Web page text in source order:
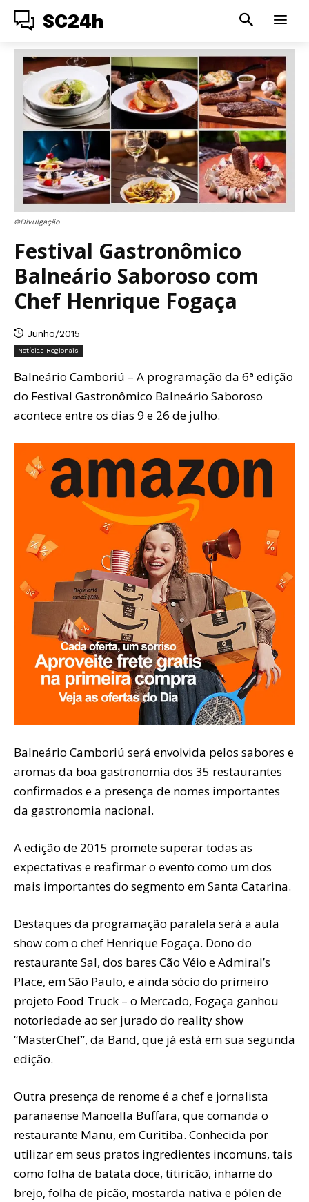
SC24h
©Divulgação
Festival Gastronômico
Balneário Saboroso com
Chef Henrique Fogaça
Junho/2015
Notícias Regionais
Balneário Camboriú – A programação da 6ª edição
do Festival Gastronômico Balneário Saboroso
acontece entre os dias 9 e 26 de julho.
Balneário Camboriú será envolvida pelos sabores e
aromas da boa gastronomia dos 35 restaurantes
confirmados e a presença de nomes importantes
da gastronomia nacional.
A edição de 2015 promete superar todas as
expectativas e reafirmar o evento como um dos
mais importantes do segmento em Santa Catarina.
Destaques da programação paralela será a aula
show com o chef Henrique Fogaça. Dono do
restaurante Sal, dos bares Cão Véio e Admiral’s
Place, em São Paulo, e ainda sócio do primeiro
projeto Food Truck – o Mercado, Fogaça ganhou
notoriedade ao ser jurado do reality show
“MasterChef”, da Band, que já está em sua segunda
edição.
Outra presença de renome é a chef e jornalista
paranaense Manoella Buffara, que comanda o
restaurante Manu, em Curitiba. Conhecida por
utilizar em seus pratos ingredientes incomuns, tais
como folha de batata doce, titiricão, inhame do
brejo, folha de picão, mostarda nativa e pólen de